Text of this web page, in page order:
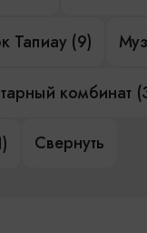
Тапиау (9)
комбинат
Свернуть